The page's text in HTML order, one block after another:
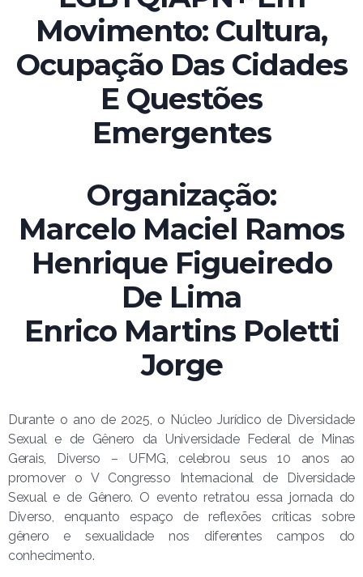
Movimento: Cultura,
Ocupação Das Cidades
E Questões
Emergentes
Organização:
Marcelo Maciel Ramos
Henrique Figueiredo
De Lima
Enrico Martins Poletti
Jorge
Durante o ano de 2025, o Núcleo Jurídico de Diversidade
Sexual e de Gênero da Universidade Federal de Minas
Gerais, Diverso – UFMG, celebrou seus 10 anos ao
promover o V Congresso Internacional de Diversidade
Sexual e de Gênero. O evento retratou essa jornada do
Diverso, enquanto espaço de reflexões críticas sobre
gênero e sexualidade nos diferentes campos do
conhecimento.